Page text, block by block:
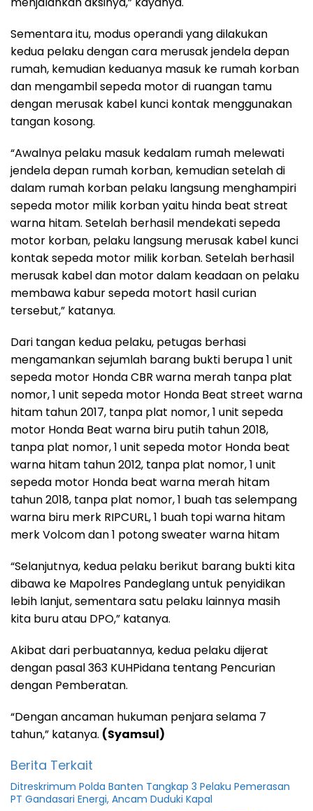
Sementara itu, modus operandi yang dilakukan
kedua pelaku dengan cara merusak jendela depan
rumah, kemudian keduanya masuk ke rumah korban
dan mengambil sepeda motor di ruangan tamu
dengan merusak kabel kunci kontak menggunakan
tangan kosong.
“Awalnya pelaku masuk kedalam rumah melewati
jendela depan rumah korban, kemudian setelah di
dalam rumah korban pelaku langsung menghampiri
sepeda motor milik korban yaitu hinda beat streat
warna hitam. Setelah berhasil mendekati sepeda
motor korban, pelaku langsung merusak kabel kunci
kontak sepeda motor milik korban. Setelah berhasil
merusak kabel dan motor dalam keadaan on pelaku
membawa kabur sepeda motort hasil curian
tersebut,” katanya.
Dari tangan kedua pelaku, petugas berhasi
mengamankan sejumlah barang bukti berupa 1 unit
sepeda motor Honda CBR warna merah tanpa plat
nomor, 1 unit sepeda motor Honda Beat street warna
hitam tahun 2017, tanpa plat nomor, 1 unit sepeda
motor Honda Beat warna biru putih tahun 2018,
tanpa plat nomor, 1 unit sepeda motor Honda beat
warna hitam tahun 2012, tanpa plat nomor, 1 unit
sepeda motor Honda beat warna merah hitam
tahun 2018, tanpa plat nomor, 1 buah tas selempang
warna biru merk RIPCURL, 1 buah topi warna hitam
merk Volcom dan 1 potong sweater warna hitam
“Selanjutnya, kedua pelaku berikut barang bukti kita
dibawa ke Mapolres Pandeglang untuk penyidikan
lebih lanjut, sementara satu pelaku lainnya masih
kita buru atau DPO,” katanya.
Akibat dari perbuatannya, kedua pelaku dijerat
dengan pasal 363 KUHPidana tentang Pencurian
dengan Pemberatan.
“Dengan ancaman hukuman penjara selama 7
tahun,” katanya. (Syamsul)
Berita Terkait
Ditreskrimum Polda Banten Tangkap 3 Pelaku Pemerasan
PT Gandasari Energi, Ancam Duduki Kapal